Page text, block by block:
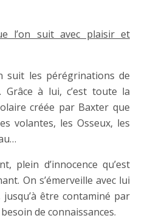
l’on suit avec plaisir et
suit les pérégrinations de
Grâce à lui, c’est toute la
créée par Baxter que
volantes, les Osseux, les
plein d’innocence qu’est
On s’émerveille avec lui
être contaminé par
de connaissances.